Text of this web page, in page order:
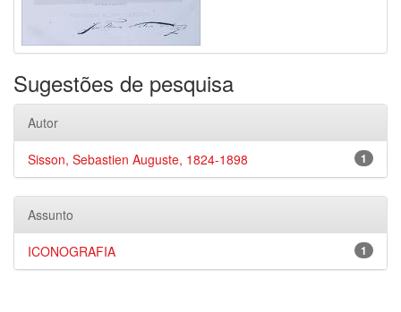
Sugestões de pesquisa
Autor
1
Sisson, Sebastien Auguste, 1824-1898
Assunto
1
ICONOGRAFIA